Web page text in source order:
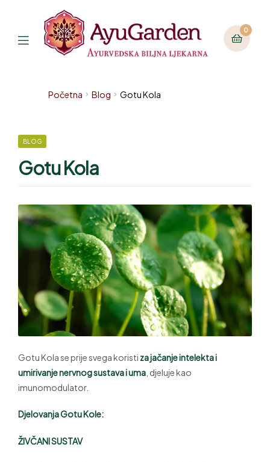
0
Početna Blog Gotu Kola
BLOG
Gotu Kola
Gotu Kola se prije svega koristi za jačanje intelekta i
umirivanje nervnog sustava i uma , djeluje kao
imunomodulator.
Djelovanja Gotu Kole:
ŽIVČANI SUSTAV